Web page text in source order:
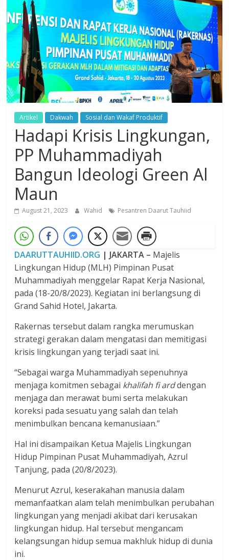
Dzikir,
Fikir,
Ikhtiar
Artikel Dakwah Sosial dan Wakaf Produktif
Hadapi Krisis Lingkungan,
PP Muhammadiyah
Bangun Ideologi Green Al
Maun
August 21, 2023 Wahid Pesantren Daarut Tauhiid
DAARUTTAUHIID.ORG | JAKARTA – Majelis
Lingkungan Hidup (MLH) Pimpinan Pusat
Muhammadiyah menggelar Rapat Kerja Nasional,
pada (18-20/8/2023). Kegiatan ini berlangsung di
Grand Sahid Hotel, Jakarta.
Rakernas tersebut dalam rangka merumuskan
strategi gerakan dalam mengatasi dan memitigasi
krisis lingkungan yang terjadi saat ini.
“Sebagai warga Muhammadiyah sepenuhnya
menjaga komitmen sebagai khalifah fi arddengan
menjaga dan merawat bumi serta melakukan
koreksi pada sesuatu yang salah dan telah
menimbulkan bencana kemanusiaan.”
Hal ini disampaikan Ketua Majelis Lingkungan
Hidup Pimpinan Pusat Muhammadiyah, Azrul
Tanjung, pada (20/8/2023).
Menurut Azrul, keserakahan manusia dalam
memanfaatkan alam telah menimbulkan perubahan
lingkungan yang menjadi akibat dari kerusakan
lingkungan hidup. Hal tersebut mengancam
kelangsungan hidup semua makhluk hidup di dunia
ini.